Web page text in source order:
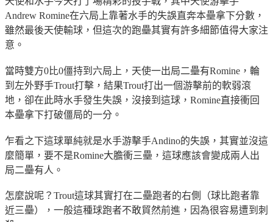
Andrew Romine在六局上靠著水手的失誤直奔本壘拿下分數，
雖然最後天使輸球，但這次的跑壘其實有許多細節值得大家注
意。
當時雙方0比0僵持到六局上，天使一出局二壘有Romine，輪
到左外野手Trout打擊，結果Trout打出一個游擊前的軟弱滾
地，卻在此時水手發生失誤，沒接到這球，Romine直接衝回
本壘拿下打破僵局的一分。
乍看之下這球單純就是水手游擊手Andino的失誤，其實並沒這
麼簡單，要不是Romine大膽衝三壘 ，這球應該會變成兩人出
局二壘有人。
怎麼說呢？Trout這球其實打在二壘跑者的右側（球比跑者靠
近三壘），一般這種球跑者不敢貿然前進，因為很容易遭到刺